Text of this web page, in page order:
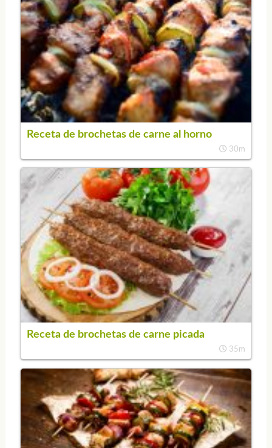
Receta de brochetas de carne al horno
30m
Receta de brochetas de carne picada
35m